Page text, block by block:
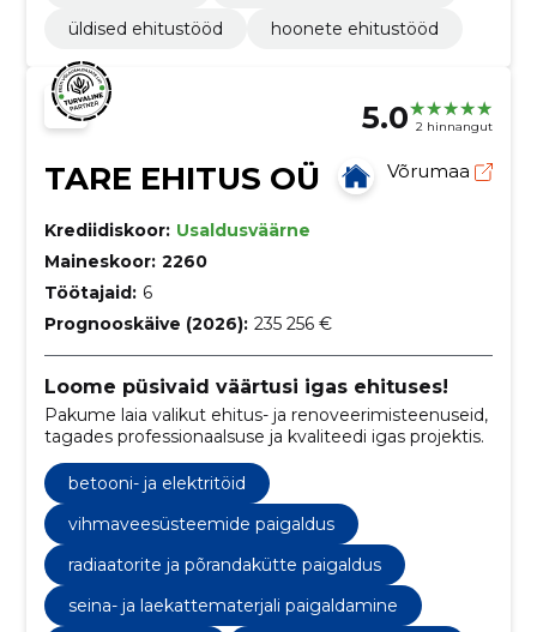
üldised ehitustööd
hoonete ehitustööd
5.0 2 hinnangut
TARE EHITUS OÜ Võrumaa
Krediidiskoor: Usaldusväärne
Maineskoor: 2260
Töötajaid: 6
Prognooskäive (2026): 235 256 €
Loome püsivaid väärtusi igas ehituses!
Pakume laia valikut ehitus- ja renoveerimisteenuseid,
tagades professionaalsuse ja kvaliteedi igas projektis.
betooni- ja elektritöid
vihmaveesüsteemide paigaldus
radiaatorite ja põrandakütte paigaldus
seina- ja laekattematerjali paigaldamine